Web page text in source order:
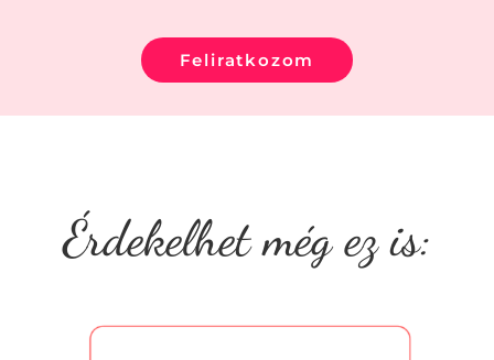
Feliratkozom
Érdekelhet még ez is: